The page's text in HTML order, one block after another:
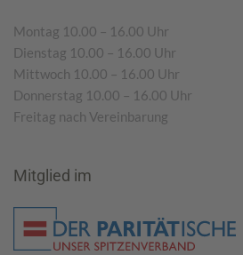
Montag 10.00 – 16.00 Uhr
Dienstag 10.00 – 16.00 Uhr
Mittwoch 10.00 – 16.00 Uhr
Donnerstag 10.00 – 16.00 Uhr
Freitag nach Vereinbarung
Mitglied im